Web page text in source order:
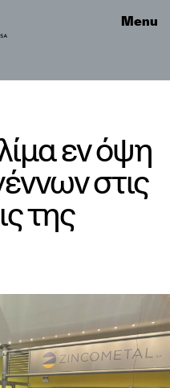
Menu
εν όψη
στις
της